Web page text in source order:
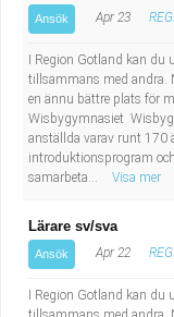
Ansök Apr 23
I Region Gotland kan
tillsammans med andra.
en ännu bättre plats för
Wisbygymnasiet
anställda varav runt 170
introduktionsprogram
samarbeta...
Visa mer
Lärare sv/sva
Ansök Apr 22
I Region Gotland kan